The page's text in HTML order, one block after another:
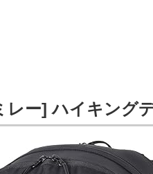
レー] ハイキング